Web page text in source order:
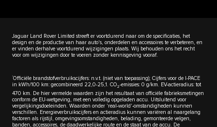
Jaguar Land Rover Limited streeft er voortdurend naar om de specificaties, het
design en de productie van haar auto's, onderdelen en accessoires te verbeteren, en
er vinden derhalve voortdurend wijzigingen plaats. Wij behouden ons het recht
voor om wijzigingen door te voeren zonder kennisgeving vooraf.
*Officiële brandstofverbruikscijfers: n.v.t. (niet van toepassing); Cijfers voor de I-PACE
in kWh/100 km: gecombineerd 22,0-25,1. CO2-emissies: 0 g/km. EV-actieradius: tot
470 km. De hier vermelde waarden zijn het resultaat van officiële fabrieksmetingen
conform de EU-wetgeving, met een volledig opgeladen accu. Uitsluitend voor
vergelijkingsdoeleinden. Waarden onder 'real-world'-omstandigheden kunnen
verschillen. Energieverbruikscijfers en actieradius kunnen variëren al naargelang
factoren als rijstijl, omgevingsomstandigheden, belading, gemonteerde velgen,
banden, accessoires, de daadwerkelijke route en de staat van de accu. De